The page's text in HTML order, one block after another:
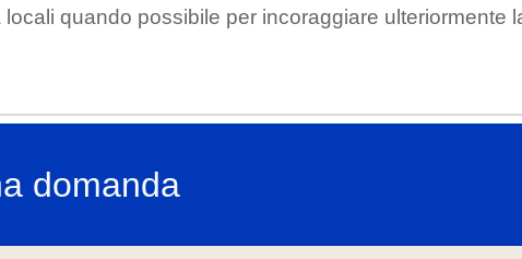
quando possibile per incoraggiare ulteriormente
domanda